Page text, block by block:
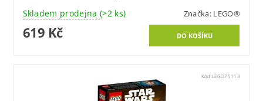
Skladem prodejna (>2 ks) Značka: LEGO®
619 Kč
Kód:LEGO75113